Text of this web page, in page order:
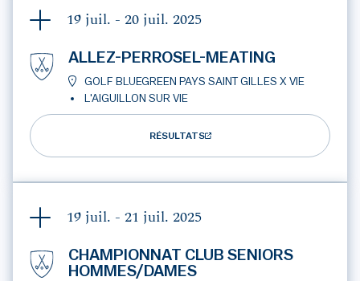
19 juil. - 20 juil. 2025
ALLEZ-PERROSEL-MEATING
GOLF BLUEGREEN PAYS SAINT GILLES X VIE
L'AIGUILLON SUR VIE
RÉSULTATS
19 juil. - 21 juil. 2025
CHAMPIONNAT CLUB SENIORS
HOMMES/DAMES